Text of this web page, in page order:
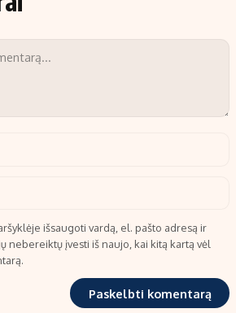
išsaugoti vardą, el. pašto adresą ir
nebereiktų įvesti iš naujo, kai kitą kartą vėl